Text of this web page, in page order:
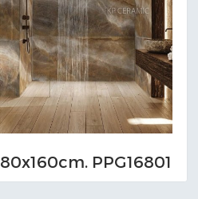
80x160cm. PPG16801